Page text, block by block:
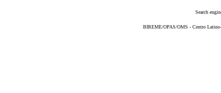
Search
BIREME/OPAS/OMS - Centro Latino-